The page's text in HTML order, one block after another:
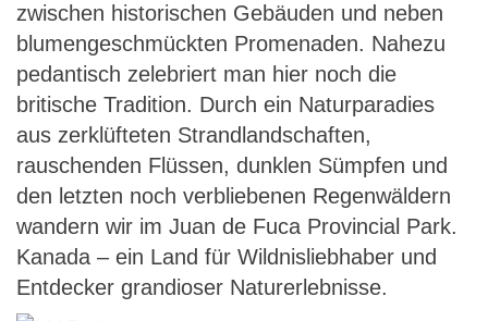
zwischen historischen Gebäuden und neben
blumengeschmückten Promenaden. Nahezu
pedantisch zelebriert man hier noch die
britische Tradition. Durch ein Naturparadies
aus zerklüfteten Strandlandschaften,
rauschenden Flüssen, dunklen Sümpfen und
den letzten noch verbliebenen Regenwäldern
wandern wir im Juan de Fuca Provincial Park.
Kanada – ein Land für Wildnisliebhaber und
Entdecker grandioser Naturerlebnisse.